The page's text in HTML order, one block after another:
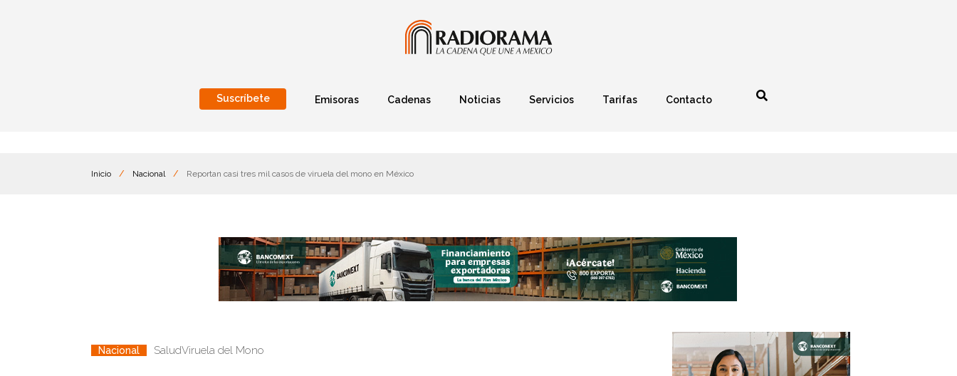
Suscríbete Emisoras Cadenas Noticias Servicios Tarifas Contacto
Inicio / Nacional / Reportan casi tres mil casos de viruela del mono en México
Nacional SaludViruela del Mono